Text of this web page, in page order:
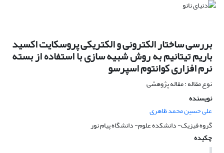
بررسی ساختار الکترونی و الکتریکی پروسکایت اکسید
باریم تیتانیم به روش شبیه سازی با استفاده از بسته
نرم افزاری کوانتوم اسپرسو
نوع مقاله : مقاله پژوهشی
نویسنده
علی حسین محمد ظاهری
گروه فیزیک- دانشکده علوم- دانشگاه پیام نور
چکیده